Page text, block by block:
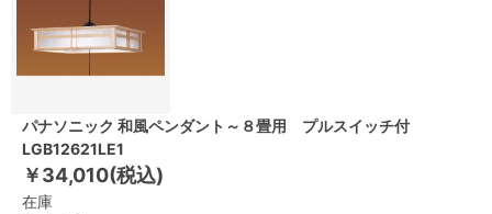
パナソニック 和風ペンダント～８畳用 プルスイッチ付
LGB12621LE1
￥34,010(税込)
在庫